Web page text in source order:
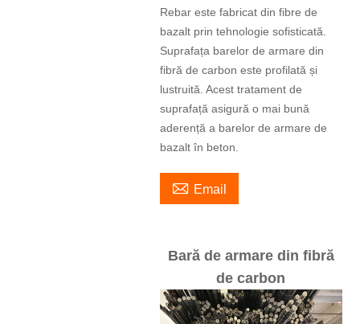
Rebar este fabricat din fibre de
bazalt prin tehnologie sofisticată.
Suprafața barelor de armare din
fibră de carbon este profilată și
lustruită. Acest tratament de
suprafață asigură o mai bună
aderență a barelor de armare de
bazalt în beton.
 Email
Bară de armare din fibră
de carbon